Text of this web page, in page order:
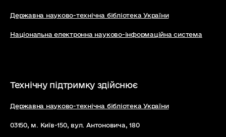
Державна науково-технічна бібліотека України
Національна електронна науково-інформаційна система
Технічну підтримку здійснює
Державна науково-технічна бібліотека України
03150, м. Київ-150, вул. Антоновича, 180